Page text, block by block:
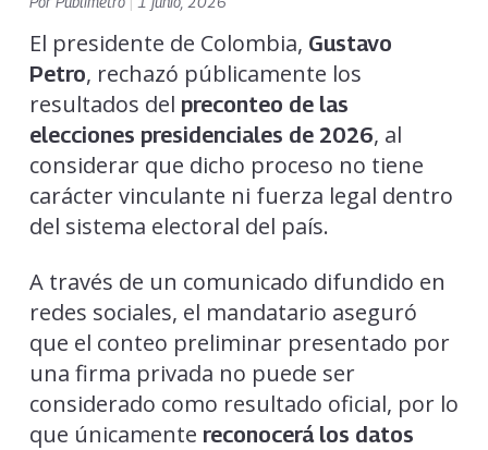
El presidente de Colombia, Gustavo
Petro, rechazó públicamente los
resultados del preconteo de las
elecciones presidenciales de 2026, al
considerar que dicho proceso no tiene
carácter vinculante ni fuerza legal dentro
del sistema electoral del país.
A través de un comunicado difundido en
redes sociales, el mandatario aseguró
que el conteo preliminar presentado por
una firma privada no puede ser
considerado como resultado oficial, por lo
que únicamente reconocerá los datos